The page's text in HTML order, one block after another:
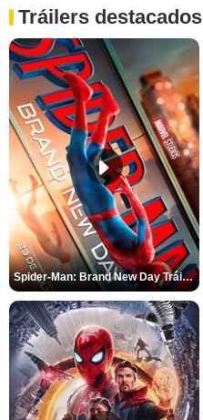
Tráilers destacados
Spider-Man: Brand New Day Tráiler (3)